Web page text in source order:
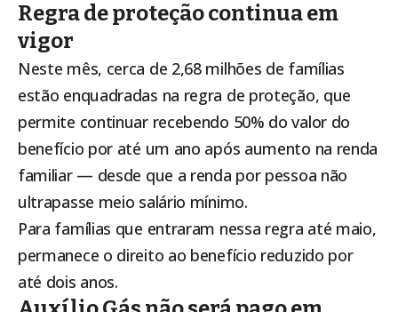
Regra de proteção continua em
vigor
Neste mês, cerca de 2,68 milhões de famílias
estão enquadradas na regra de proteção, que
permite continuar recebendo 50% do valor do
benefício por até um ano após aumento na renda
familiar — desde que a renda por pessoa não
ultrapasse meio salário mínimo.
Para famílias que entraram nessa regra até maio,
permanece o direito ao benefício reduzido por
até dois anos.